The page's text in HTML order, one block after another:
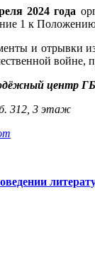
2024 года
1 к Положению
и отрывки
войне,
центр
312, 3 этаж